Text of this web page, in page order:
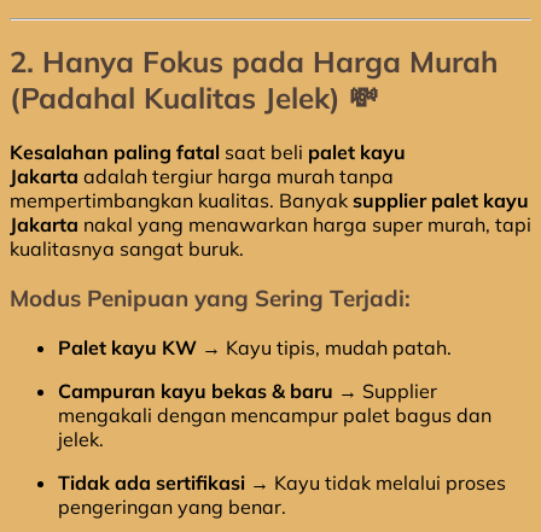
2. Hanya Fokus pada Harga Murah
(Padahal Kualitas Jelek) 💸
Kesalahan paling fatal saat beli palet kayu
Jakarta adalah tergiur harga murah tanpa
mempertimbangkan kualitas. Banyak supplier palet kayu
Jakarta nakal yang menawarkan harga super murah, tapi
kualitasnya sangat buruk.
Modus Penipuan yang Sering Terjadi:
Palet kayu KW → Kayu tipis, mudah patah.
Campuran kayu bekas & baru → Supplier
mengakali dengan mencampur palet bagus dan
jelek.
Tidak ada sertifikasi → Kayu tidak melalui proses
pengeringan yang benar.